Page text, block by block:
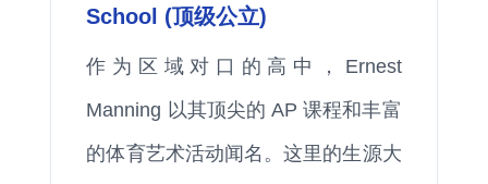
School (顶级公立)
作为区域对口的高中，Ernest
Manning 以其顶尖的 AP 课程和丰富
的体育艺术活动闻名。这里的生源大